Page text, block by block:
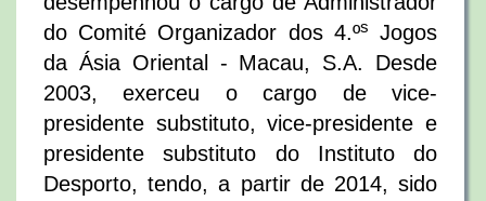
do Comité Organizador dos 4.ºs
Jogos
da Ásia Oriental - Macau, S.A. Desde
2003, exerceu o cargo de vice-
presidente substituto, vice-presidente e
presidente substituto do Instituto do
Desporto, tendo, a partir de 2014, sido